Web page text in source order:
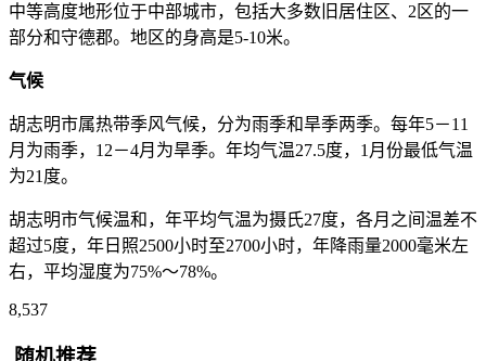
中等高度地形位于中部城市，包括大多数旧居住区、2区的一
部分和守德郡。地区的身高是5-10米。
气候
胡志明市属热带季风气候，分为雨季和旱季两季。每年5－11
月为雨季，12－4月为旱季。年均气温27.5度，1月份最低气温
为21度。
胡志明市气候温和，年平均气温为摄氏27度，各月之间温差不
超过5度，年日照2500小时至2700小时，年降雨量2000毫米左
右，平均湿度为75%～78%。
8,537